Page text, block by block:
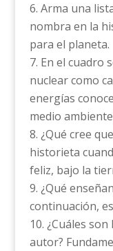
Arma una
nombra en la
para el planeta.
En el cuadro
nuclear como
energías
medio
¿Qué cree
historieta
feliz, bajo la
¿Qué
continuación,
¿Cuáles
autor?